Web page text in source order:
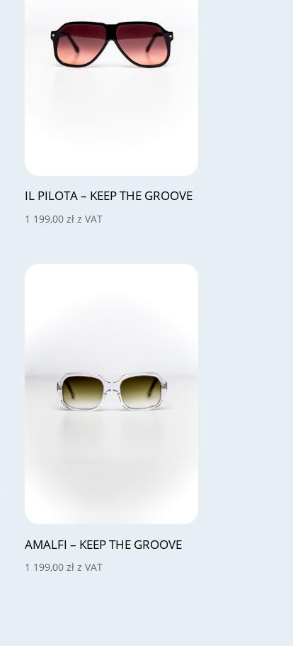
IL PILOTA – KEEP THE GROOVE
1 199,00 zł z VAT
AMALFI – KEEP THE GROOVE
1 199,00 zł z VAT